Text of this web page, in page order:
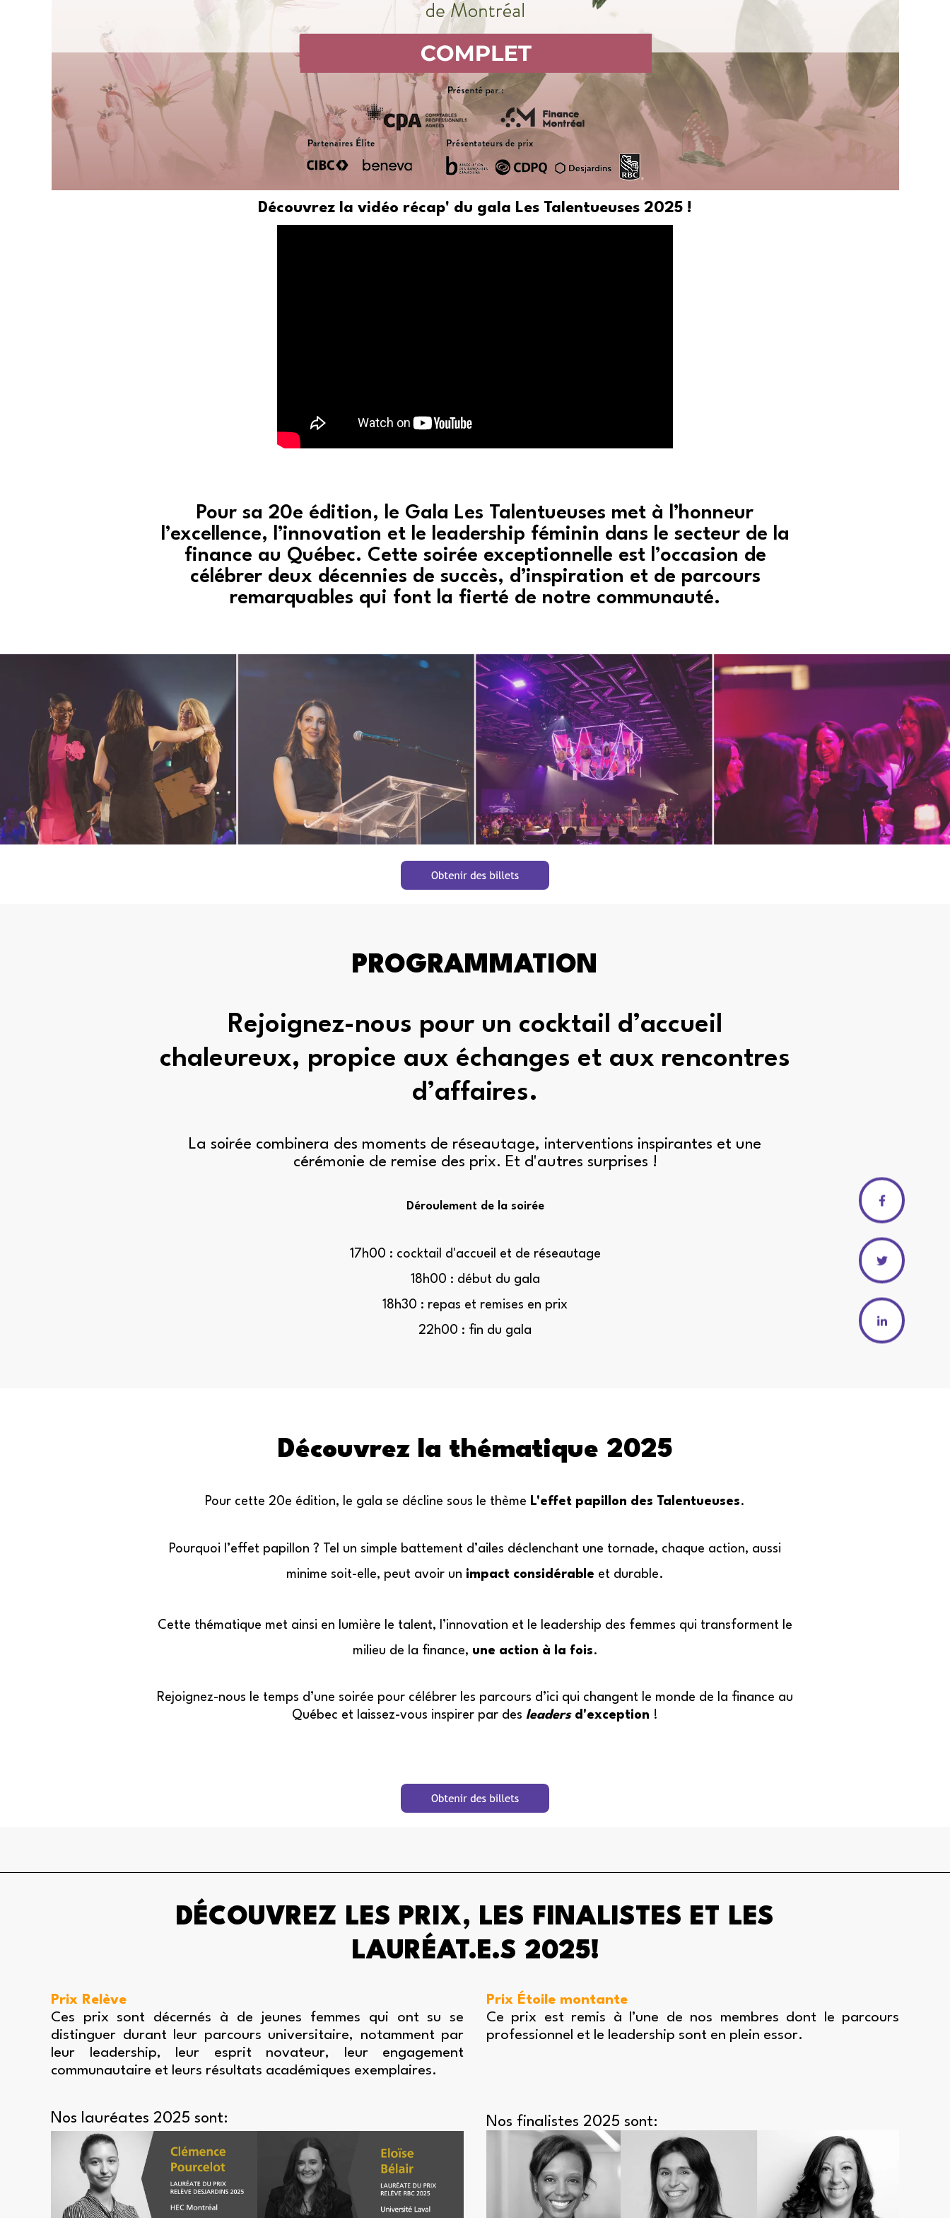
Découvrez la vidéo récap' du gala Les Talentueuses 2025 !
Pour sa 20e édition, le Gala Les Talentueuses met à l’honneur
l’excellence, l’innovation et le leadership féminin dans le secteur de la
finance au Québec. Cette soirée exceptionnelle est l’occasion de
célébrer deux décennies de succès, d’inspiration et de parcours
remarquables qui font la fierté de notre communauté.
PROGRAMMATION
Rejoignez-nous pour un cocktail d’accueil
chaleureux, propice aux échanges et aux rencontres
d’affaires.
La soirée combinera des moments de réseautage, interventions inspirantes et une
cérémonie de remise des prix. Et d'autres surprises !
Déroulement de la soirée
17h00 : cocktail d'accueil et de réseautage
18h00 : début du gala
18h30 : repas et remises en prix
22h00 : fin du gala
Découvrez la thématique 2025
Pour cette 20e édition, le gala se décline sous le thème L'effet papillon des Talentueuses.
Pourquoi l’effet papillon ? Tel un simple battement d’ailes déclenchant une tornade, chaque action, aussi
minime soit-elle, peut avoir un impact considérable et durable.
Cette thématique met ainsi en lumière le talent, l’innovation et le leadership des femmes qui transforment le
milieu de la finance, une action à la fois.
Rejoignez-nous le temps d’une soirée pour célébrer les parcours d’ici qui changent le monde de la finance au
Québec et laissez-vous inspirer par des leadersd'exception !
DÉCOUVREZ LES PRIX, LES FINALISTES ET LES
LAURÉAT.E.S 2025!
Prix Relève
Ces prix sont décernés à de jeunes femmes qui ont su se
distinguer durant leur parcours universitaire, notamment par
leur leadership, leur esprit novateur, leur engagement
communautaire et leurs résultats académiques exemplaires.
Nos lauréates 2025 sont:
Prix Étoile montante
Ce prix est remis à l’une de nos membres dont le parcours
professionnel et le leadership sont en plein essor.
Nos finalistes 2025 sont: